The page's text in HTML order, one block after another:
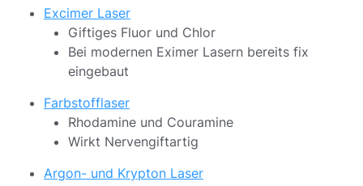
Excimer Laser
Giftiges Fluor und Chlor
Bei modernen Eximer Lasern bereits fix
eingebaut
Farbstofflaser
Rhodamine und Couramine
Wirkt Nervengiftartig
Argon- und Krypton Laser